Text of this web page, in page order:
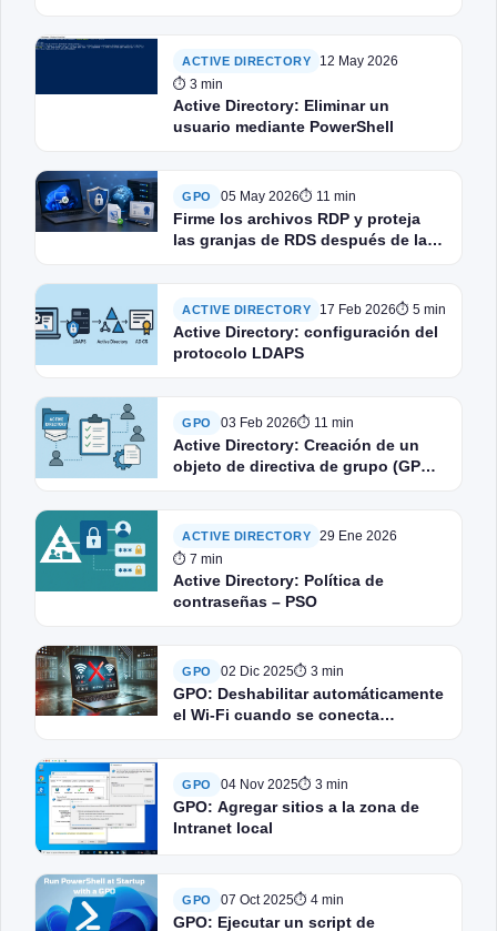
ACTIVE DIRECTORY
12 May 2026
⏱ 3 min
Active Directory: Eliminar un
usuario mediante PowerShell
GPO 05 May 2026⏱ 11 min
Firme los archivos RDP y proteja
las granjas de RDS después de las
ACTIVE DIRECTORY 17 Feb 2026⏱ 5 min
Active Directory: configuración del
protocolo LDAPS
GPO 03 Feb 2026⏱ 11 min
Active Directory: Creación de un
objeto de directiva de grupo (GPO):
ACTIVE DIRECTORY
29 Ene 2026
⏱ 7 min
Active Directory: Política de
contraseñas – PSO
GPO 02 Dic 2025⏱ 3 min
GPO: Deshabilitar automáticamente
el Wi-Fi cuando se conecta
GPO 04 Nov 2025⏱ 3 min
GPO: Agregar sitios a la zona de
Intranet local
GPO 07 Oct 2025⏱ 4 min
GPO: Ejecutar un script de